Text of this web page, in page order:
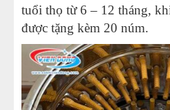
tuổi thọ từ 6 – 12 tháng,
được tặng kèm 20 núm.